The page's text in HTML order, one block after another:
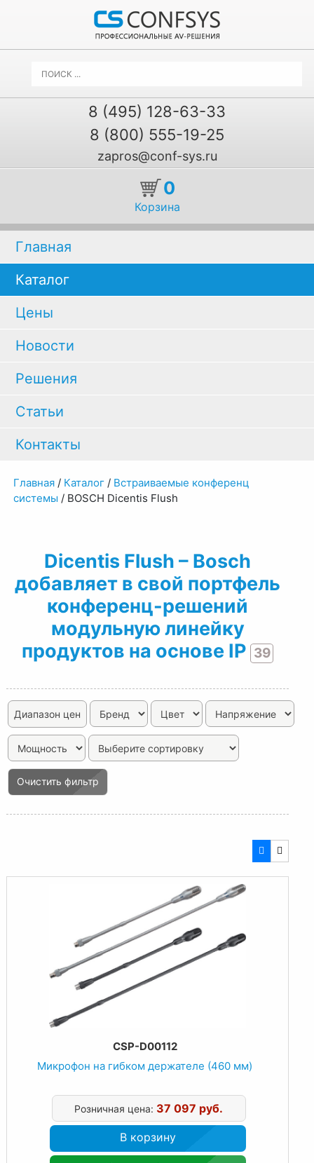
8 (495) 128-63-33
8 (800) 555-19-25
zapros@conf-sys.ru
0
Корзина
Главная
Каталог
Цены
Новости
Решения
Статьи
Контакты
Главная/ Каталог/ Встраиваемые конференц
системы / BOSCH Dicentis Flush
Dicentis Flush – Bosch
добавляет в свой портфель
конференц-решений
модульную линейку
продуктов на основе IP 39
Диапазон цен
Очистить фильтр
CSP-D00112
Микрофон на гибком держателе (460 мм)
Розничная цена: 37 097 руб.
В корзину